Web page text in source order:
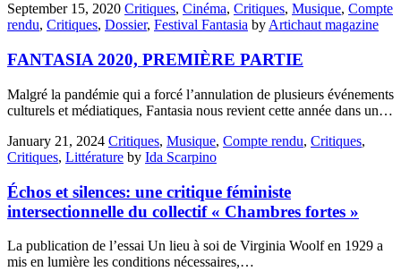
September 15, 2020 Critiques, Cinéma, Critiques, Musique, Compte
rendu, Critiques, Dossier, Festival Fantasia by Artichaut magazine
FANTASIA 2020, PREMIÈRE PARTIE
Malgré la pandémie qui a forcé l’annulation de plusieurs événements
culturels et médiatiques, Fantasia nous revient cette année dans un…
January 21, 2024 Critiques, Musique, Compte rendu, Critiques,
Critiques, Littérature by Ida Scarpino
Échos et silences: une critique féministe
intersectionnelle du collectif « Chambres fortes »
La publication de l’essai Un lieu à soi de Virginia Woolf en 1929 a
mis en lumière les conditions nécessaires,…